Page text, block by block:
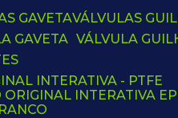
GAVETA
GAVETA
VÁLVULAS
VÁLVULA
INTERATIVA - PTFE
ORIGINAL INTERATIVA